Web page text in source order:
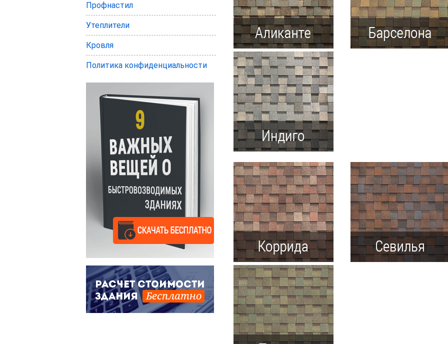
Профнастил
Утеплители
Кровля
Политика конфиденциальности